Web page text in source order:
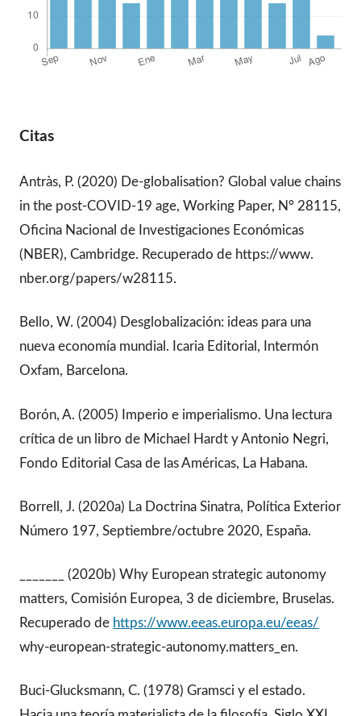
Citas
Antràs, P. (2020) De-globalisation? Global value chains
in the post-COVID-19 age, Working Paper, N° 28115,
Oficina Nacional de Investigaciones Económicas
(NBER), Cambridge. Recuperado de https://www.
nber.org/papers/w28115.
Bello, W. (2004) Desglobalización: ideas para una
nueva economía mundial. Icaria Editorial, Intermón
Oxfam, Barcelona.
Borón, A. (2005) Imperio e imperialismo. Una lectura
crítica de un libro de Michael Hardt y Antonio Negri,
Fondo Editorial Casa de las Américas, La Habana.
Borrell, J. (2020a) La Doctrina Sinatra, Política Exterior
Número 197, Septiembre/octubre 2020, España.
_______ (2020b) Why European strategic autonomy
matters, Comisión Europea, 3 de diciembre, Bruselas.
Recuperado de https://www.eeas.europa.eu/eeas/
why-european-strategic-autonomy.matters_en.
Buci-Glucksmann, C. (1978) Gramsci y el estado.